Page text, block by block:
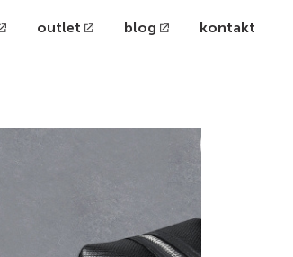
outlet blog kontakt